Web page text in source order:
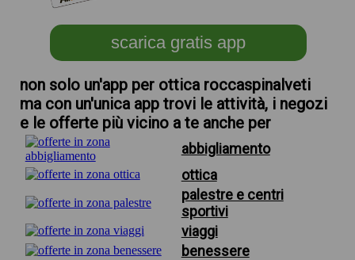
scarica gratis app
non solo un'app per ottica roccaspinalveti
ma con un'unica app trovi le attività, i negozi
e le offerte più vicino a te anche per
abbigliamento
ottica
palestre e centri
sportivi
viaggi
benessere